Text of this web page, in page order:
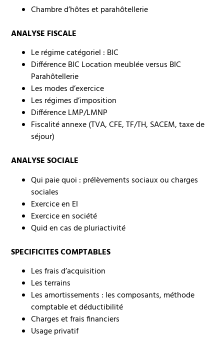
Chambre d’hôtes et parahôtellerie
ANALYSE FISCALE
Le régime catégoriel : BIC
Différence BIC Location meublée versus BIC
Parahôtellerie
Les modes d’exercice
Les régimes d’imposition
Différence LMP/LMNP
Fiscalité annexe (TVA, CFE, TF/TH, SACEM, taxe de
séjour)
ANALYSE SOCIALE
Qui paie quoi : prélèvements sociaux ou charges
sociales
Exercice en EI
Exercice en société
Quid en cas de pluriactivité
SPECIFICITES COMPTABLES
Les frais d’acquisition
Les terrains
Les amortissements : les composants, méthode
comptable et déductibilité
Charges et frais financiers
Usage privatif